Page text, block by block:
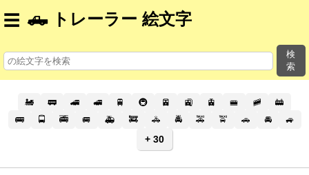
☰ 🛻 トレーラー 絵文字
検
索
🚂 🚃 🚄 🚅 🚆 🚇 🚈 🚉 🚊 🚝 🚞
🚋
🚌
🚍 🚎 🚐 🚑 🚒 🚓 🚔 🚕 🚖 🚗 🚘 🚙
+ 30